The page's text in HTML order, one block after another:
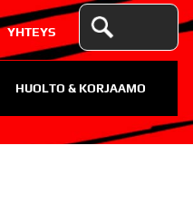
YHTEYS
HUOLTO & KORJAAMO